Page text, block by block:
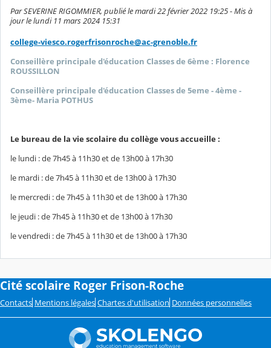
Par SEVERINE RIGOMMIER, publié le mardi 22 février 2022 19:25 - Mis à
jour le lundi 11 mars 2024 15:31
college-viesco.rogerfrisonroche@ac-grenoble.fr
Conseillère principale d'éducation Classes de 6ème : Florence
ROUSSILLON
Conseillère principale d'éducation Classes de 5eme - 4ème -
3ème- Maria POTHUS
Le bureau de la vie scolaire du collège vous accueille :
le lundi : de 7h45 à 11h30 et de 13h00 à 17h30
le mardi : de 7h45 à 11h30 et de 13h00 à 17h30
le mercredi : de 7h45 à 11h30 et de 13h00 à 17h30
le jeudi : de 7h45 à 11h30 et de 13h00 à 17h30
le vendredi : de 7h45 à 11h30 et de 13h00 à 17h30
Cité scolaire Roger Frison-Roche
Contacts Mentions légales Chartes d'utilisation Données personnelles